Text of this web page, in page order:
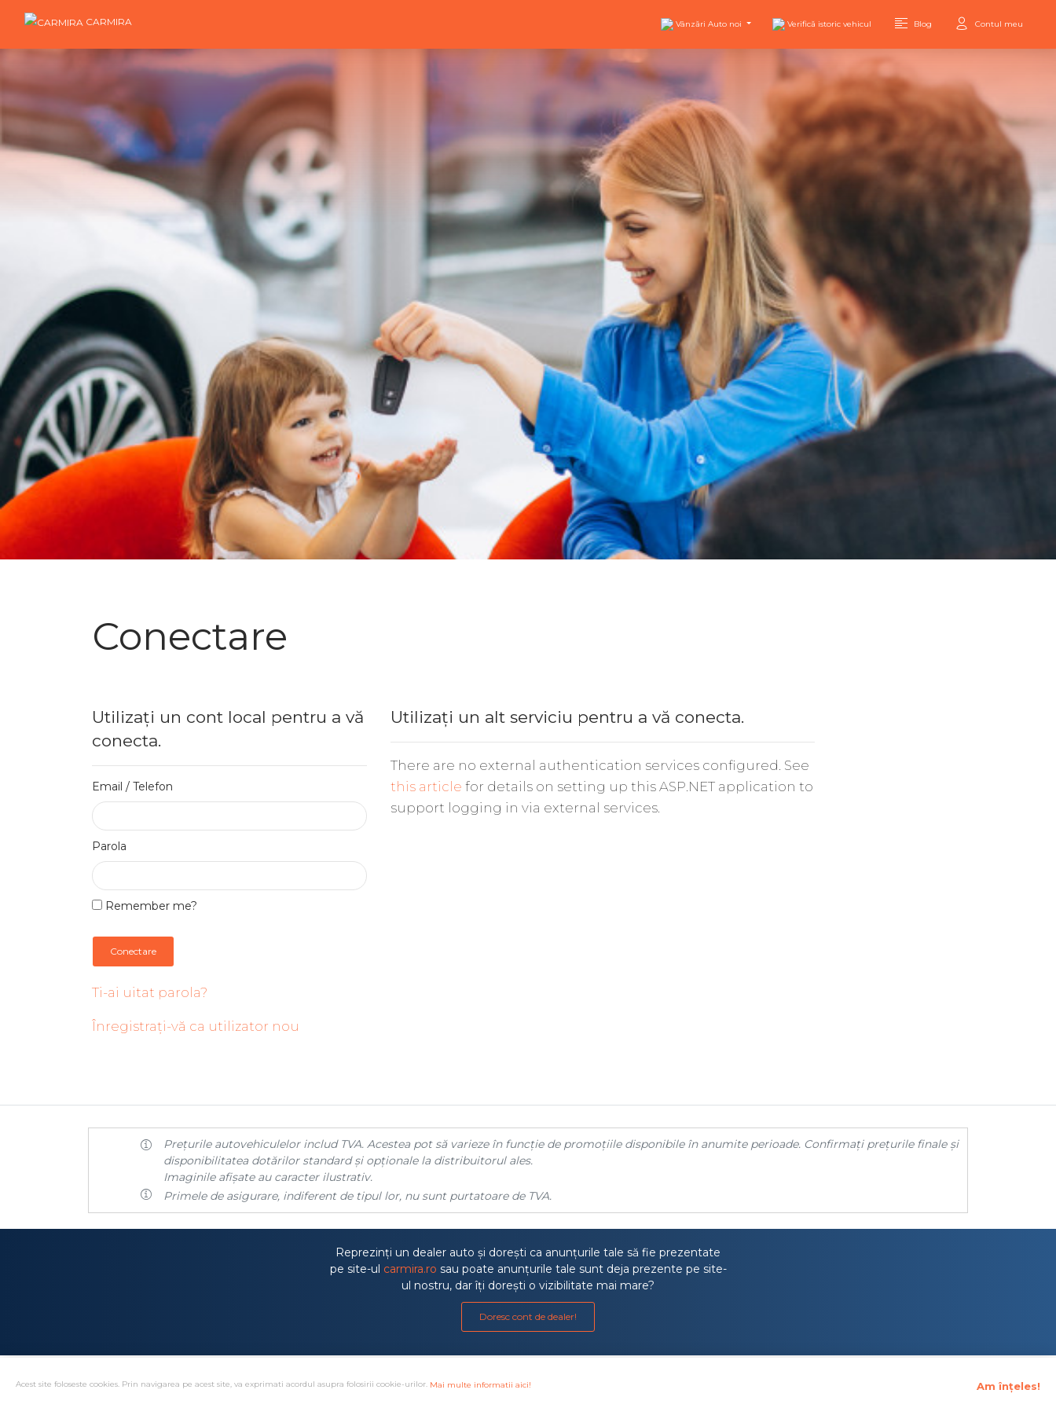
CARMIRA Vânzări Auto noi Verifică istoric vehicul Blog Contul meu
Acest site foloseste cookies. Prin navigarea pe acest site, va exprimati acordul asupra folosirii cookie-urilor. Mai multe informatii aici! Am înțeles!
Conectare
Utilizați un cont local pentru a vă
conecta.
Email / Telefon
Parola
Remember me?
Conectare
Ti-ai uitat parola?
Înregistrați-vă ca utilizator nou
Utilizați un alt serviciu pentru a vă conecta.
There are no external authentication services configured. See
this article for details on setting up this ASP.NET application to
support logging in via external services.
Prețurile autovehiculelor includ TVA. Acestea pot să varieze în funcție de promoțiile disponibile în anumite perioade. Confirmați prețurile finale și
disponibilitatea dotărilor standard și opționale la distribuitorul ales.
Imaginile afișate au caracter ilustrativ.
Primele de asigurare, indiferent de tipul lor, nu sunt purtatoare de TVA.
Reprezinți un dealer auto și dorești ca anunțurile tale să fie prezentate
pe site-ul carmira.ro sau poate anunțurile tale sunt deja prezente pe site-
ul nostru, dar îți dorești o vizibilitate mai mare?
Doresc cont de dealer!